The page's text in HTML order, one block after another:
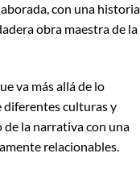
con una historia
obra maestra de la
va más allá de lo
diferentes culturas y
la narrativa con una
relacionables.